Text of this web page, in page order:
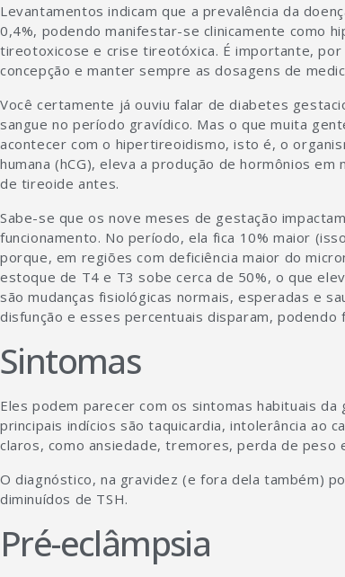
Levantamentos indicam que a prevalência da
0,4%, podendo manifestar-se clinicamente como
tireotoxicose e crise tireotóxica. É importante,
concepção e manter sempre as dosagens de
Você certamente já ouviu falar de diabetes
sangue no período gravídico. Mas o que muita
acontecer com o hipertireoidismo, isto é, o
humana (hCG), eleva a produção de hormônios
de tireoide antes.
Sabe-se que os nove meses de gestação
funcionamento. No período, ela fica 10% maior
porque, em regiões com deficiência maior do
estoque de T4 e T3 sobe cerca de 50%, o que
são mudanças fisiológicas normais, esperadas e
disfunção e esses percentuais disparam,
Sintomas
Eles podem parecer com os sintomas habituais
principais indícios são taquicardia, intolerância ao
claros, como ansiedade, tremores, perda de peso
O diagnóstico, na gravidez (e fora dela também)
diminuídos de TSH.
Pré-eclâmpsia